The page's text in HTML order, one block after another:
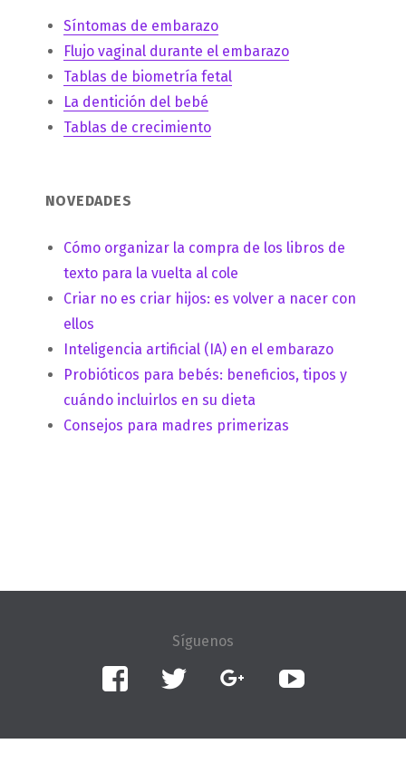
Síntomas de embarazo
Flujo vaginal durante el embarazo
Tablas de biometría fetal
La dentición del bebé
Tablas de crecimiento
NOVEDADES
Cómo organizar la compra de los libros de
texto para la vuelta al cole
Criar no es criar hijos: es volver a nacer con
ellos
Inteligencia artificial (IA) en el embarazo
Probióticos para bebés: beneficios, tipos y
cuándo incluirlos en su dieta
Consejos para madres primerizas
Facebook Twitter Google+